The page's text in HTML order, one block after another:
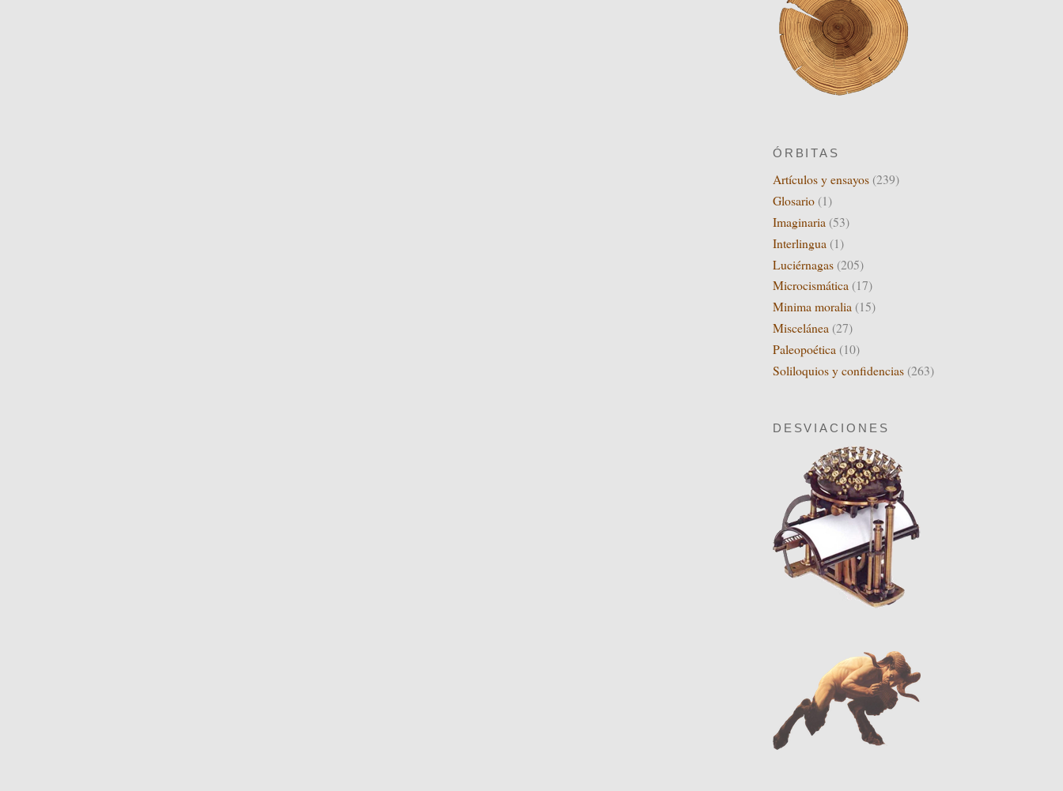
ÓRBITAS
Artículos y ensayos (239)
Glosario (1)
Imaginaria (53)
Interlingua (1)
Luciérnagas (205)
Microcismática (17)
Minima moralia (15)
Miscelánea (27)
Paleopoética (10)
Soliloquios y confidencias (263)
DESVIACIONES